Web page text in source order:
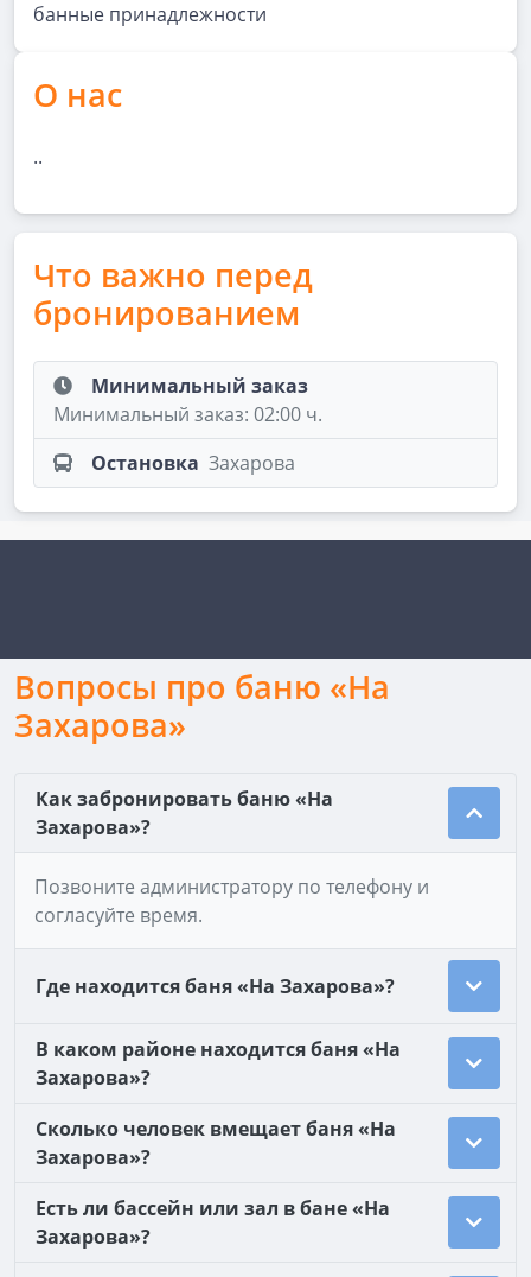
банные принадлежности
О нас
..
Что важно перед
бронированием
Минимальный заказ
Минимальный заказ: 02:00 ч.
Остановка Захарова
Вопросы про баню «На
Захарова»
Как забронировать баню «На
Захарова»?
Позвоните администратору по телефону и
согласуйте время.
Где находится баня «На Захарова»?
В каком районе находится баня «На
Захарова»?
Сколько человек вмещает баня «На
Захарова»?
Есть ли бассейн или зал в бане «На
Захарова»?